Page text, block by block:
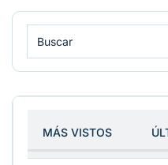
MÁS VISTOS